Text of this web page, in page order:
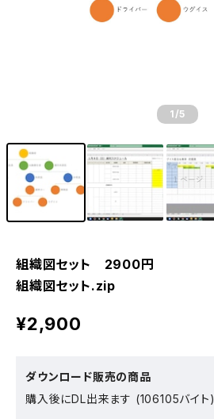
1 /5
組織図セット 2900円
組織図セット.zip
¥2,900
ダウンロード販売の商品
購入後にDL出来ます (106105バイト)